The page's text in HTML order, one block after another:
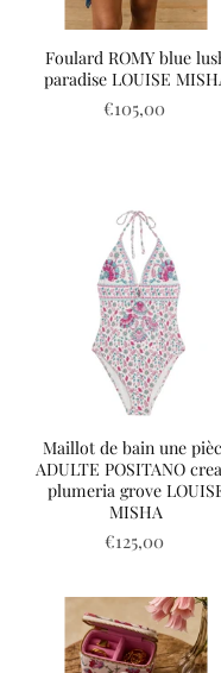
Foulard ROMY blue
paradise LOUISE
€105,00
Maillot de bain une
ADULTE POSITANO
plumeria grove
MISHA
€125,00